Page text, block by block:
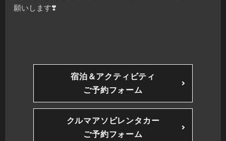
願いします❣️
宿泊＆アクティビティ
ご予約フォーム
クルマアソビレンタカー
ご予約フォーム